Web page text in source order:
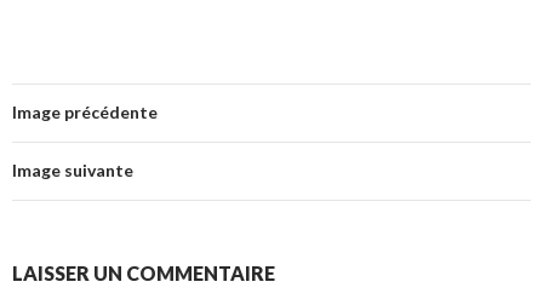
Image précédente
Image suivante
LAISSER UN COMMENTAIRE